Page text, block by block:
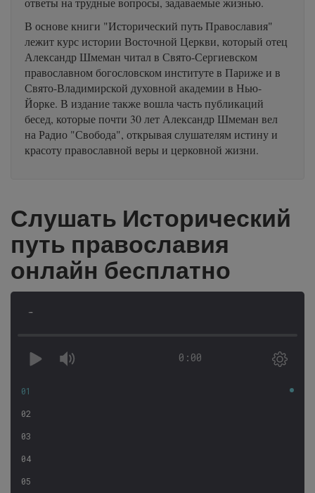
В основе книги "Исторический путь Православия"
лежит курс истории Восточной Церкви, который отец
Александр Шмеман читал в Свято-Сергиевском
православном богословском институте в Париже и в
Свято-Владимирской духовной академии в Нью-
Йорке. В издание также вошла часть публикаций
бесед, которые почти 30 лет Александр Шмеман вел
на Радио "Свобода", открывая слушателям истину и
красоту православной веры и церковной жизни.
Слушать Исторический
путь православия
онлайн бесплатно
-
0:00
01
02
03
04
05